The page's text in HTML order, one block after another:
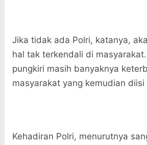
Jika tidak ada Polri, katanya,
hal tak terkendali di
pungkiri masih banyaknya
masyarakat yang kemudian diisi
Kehadiran Polri, menurutnya